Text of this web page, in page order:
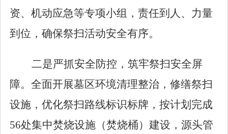
资、机动应急等专项小组，责任到人、力量
到位，确保祭扫活动安全有序。
二是严抓安全防控，筑牢祭扫安全屏
障。 全面开展墓区环境清理整治，修缮祭扫
设施，优化祭扫路线标识标牌，按计划完成
56处集中焚烧设施（焚烧桶）建设，源头管